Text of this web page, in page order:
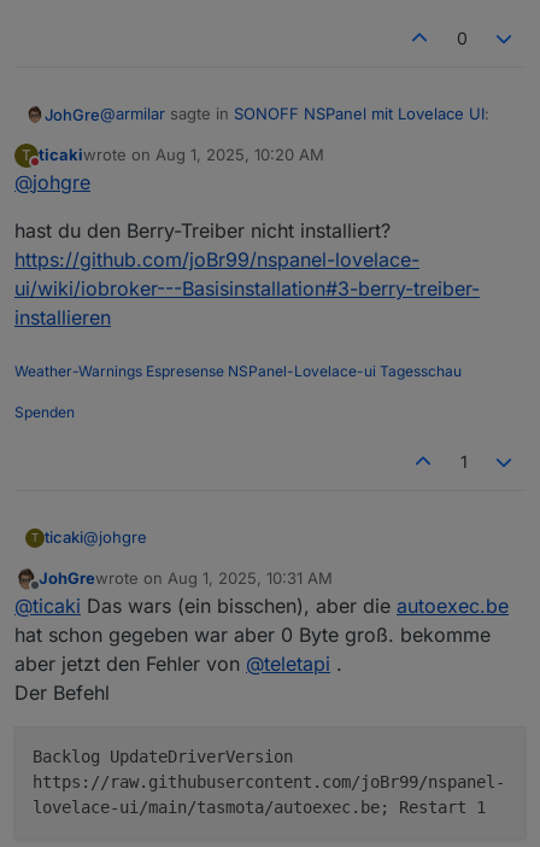
0
JohGre@armilar sagte in SONOFF NSPanel mit Lovelace UI:
bekomme immer wenn ich über Konsole Update will
11:13:07.792 CMD: FlashNextion http://
und am Display steht immer "Waiting for content"
T
Do not disturb
ticakiwrote on Aug 1, 2025, 10:20 AM
last edited by
@johgre
hast du den Berry-Treiber nicht installiert?
https://github.com/joBr99/nspanel-lovelace-
ui/wiki/iobroker---Basisinstallation#3-berry-treiber-
installieren
Weather-Warnings Espresense NSPanel-Lovelace-ui Tagesschau
Spenden
1
T ticaki@johgre
hast du den Berry-Treiber nicht installiert?
https://github.com/joBr99/nspanel-lovelace-
ui/wiki/iobroker---Basisinstallation#3-berry-treiber-
installieren
Offline
JohGrewrote on Aug 1, 2025, 10:31 AM
last edited by
@ticaki Das wars (ein bisschen), aber die autoexec.be
hat schon gegeben war aber 0 Byte groß. bekomme
aber jetzt den Fehler von @teletapi .
Der Befehl
Backlog UpdateDriverVersion
https://raw.githubusercontent.com/joBr99/nspanel-
lovelace-ui/main/tasmota/autoexec.be; Restart 1